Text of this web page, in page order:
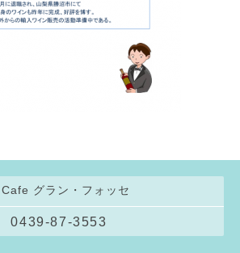
Cafe グラン・フォッセ
0439-87-3553